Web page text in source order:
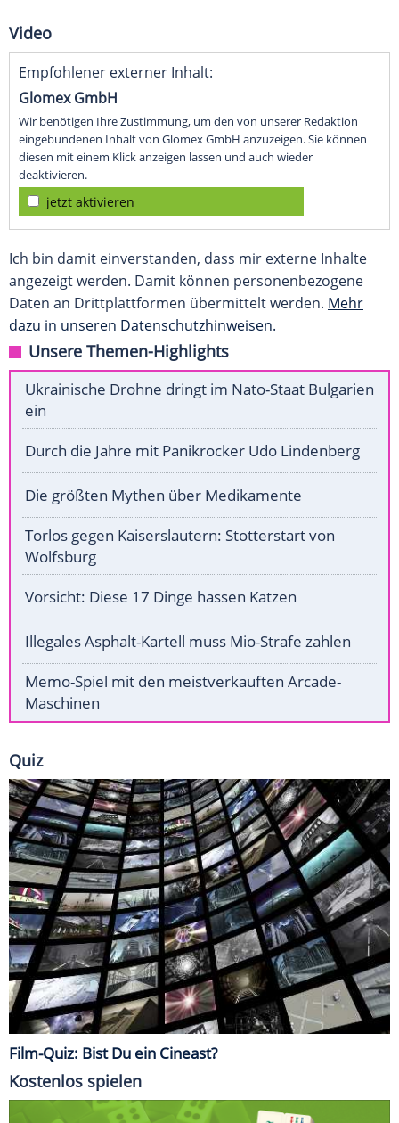
Video
Empfohlener externer Inhalt:
Glomex GmbH
Wir benötigen Ihre Zustimmung, um den von unserer Redaktion
eingebundenen Inhalt von Glomex GmbH anzuzeigen. Sie können
diesen mit einem Klick anzeigen lassen und auch wieder
deaktivieren.
jetzt aktivieren
Ich bin damit einverstanden, dass mir externe Inhalte
angezeigt werden. Damit können personenbezogene
Daten an Drittplattformen übermittelt werden. Mehr
dazu in unseren Datenschutzhinweisen.
Unsere Themen-Highlights
Ukrainische Drohne dringt im Nato-Staat Bulgarien
ein
Durch die Jahre mit Panikrocker Udo Lindenberg
Die größten Mythen über Medikamente
Torlos gegen Kaiserslautern: Stotterstart von
Wolfsburg
Vorsicht: Diese 17 Dinge hassen Katzen
Illegales Asphalt-Kartell muss Mio-Strafe zahlen
Memo-Spiel mit den meistverkauften Arcade-
Maschinen
Quiz
Film-Quiz: Bist Du ein Cineast?
Kostenlos spielen